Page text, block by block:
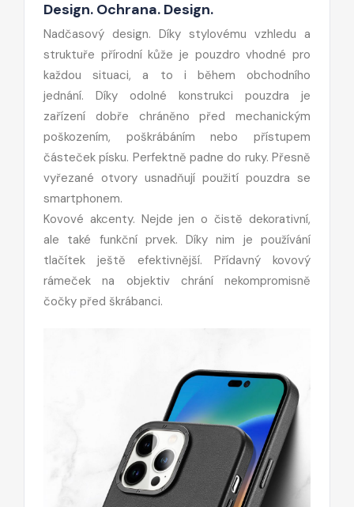
Design. Ochrana. Design.
Nadčasový design. Díky stylovému vzhledu a
struktuře přírodní kůže je pouzdro vhodné pro
každou situaci, a to i během obchodního
jednání. Díky odolné konstrukci pouzdra je
zařízení dobře chráněno před mechanickým
poškozením, poškrábáním nebo přístupem
částeček písku. Perfektně padne do ruky. Přesně
vyřezané otvory usnadňují použití pouzdra se
smartphonem.
Kovové akcenty. Nejde jen o čistě dekorativní,
ale také funkční prvek. Díky nim je používání
tlačítek ještě efektivnější. Přídavný kovový
rámeček na objektiv chrání nekompromisně
čočky před škrábanci.